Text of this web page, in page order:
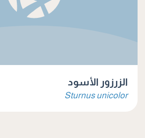
الزرزور الأسود
Sturnus unicolor